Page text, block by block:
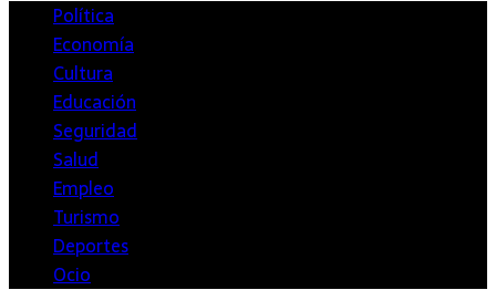
Política
Economía
Cultura
Educación
Seguridad
Salud
Empleo
Turismo
Deportes
Ocio